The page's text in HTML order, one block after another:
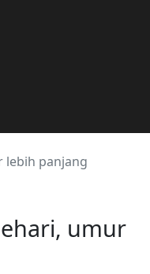
lebih panjang
umur